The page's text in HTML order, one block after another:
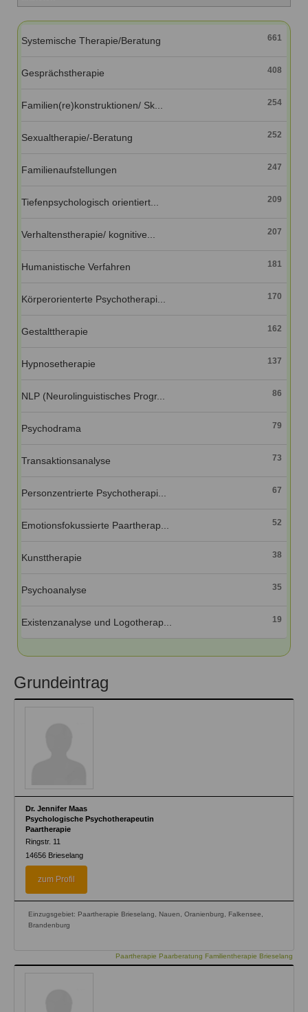
Qualitätssicherung
Qualität unserer Therapeuten
Familienthemen
Fortbildungen
Ausbildungsinstitute
Liste der Fachverbände
Benutzername*
Passwort*
Links
Formular zur Registrierung
Systemische Therapie/Beratung 661
Gesprächstherapie 408
Familien(re)konstruktionen/ Sk... 254
Sexualtherapie/-Beratung 252
Familienaufstellungen 247
Tiefenpsychologisch orientiert... 209
Verhaltenstherapie/ kognitive... 207
Humanistische Verfahren 181
Körperorienterte Psychotherapi... 170
Gestalttherapie 162
Hypnosetherapie 137
NLP (Neurolinguistisches Progr... 86
Psychodrama 79
Transaktionsanalyse 73
Personzentrierte Psychotherapi... 67
Emotionsfokussierte Paartherap... 52
Kunsttherapie 38
Psychoanalyse 35
Existenzanalyse und Logotherap... 19
Grundeintrag
Dr. Jennifer Maas
Psychologische Psychotherapeutin
Paartherapie
Ringstr. 11
14656 Brieselang
zum Profil
Einzugsgebiet: Paartherapie Brieselang, Nauen, Oranienburg, Falkensee,
Brandenburg
Paartherapie Paarberatung Familientherapie Brieselang